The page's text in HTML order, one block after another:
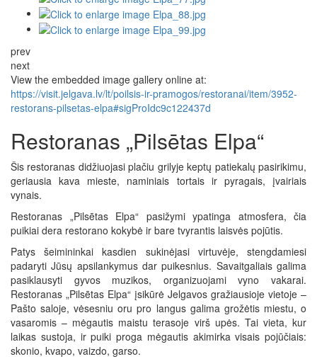
prev
next
View the embedded image gallery online at:
https://visit.jelgava.lv/lt/poilsis-ir-pramogos/restoranai/item/3952-
restorans-pilsetas-elpa#sigProIdc9c122437d
Restoranas „Pilsētas Elpa“
Šis restoranas didžiuojasi plačiu grilyje keptų patiekalų pasirikimu,
geriausia kava mieste, naminiais tortais ir pyragais, įvairiais
vynais.
Restoranas „Pilsētas Elpa“ pasižymi ypatinga atmosfera, čia
puikiai dera restorano kokybė ir bare tvyrantis laisvės pojūtis.
Patys šeimininkai kasdien sukinėjasi virtuvėje, stengdamiesi
padaryti Jūsų apsilankymus dar puikesnius. Savaitgaliais galima
pasiklausyti gyvos muzikos, organizuojami vyno vakarai.
Restoranas „Pilsētas Elpa“ įsikūrė Jelgavos gražiausioje vietoje –
Pašto saloje, vėsesniu oru pro langus galima grožėtis miestu, o
vasaromis – mėgautis maistu terasoje virš upės. Tai vieta, kur
laikas sustoja, ir puiki proga mėgautis akimirka visais pojūčiais:
skonio, kvapo, vaizdo, garso.